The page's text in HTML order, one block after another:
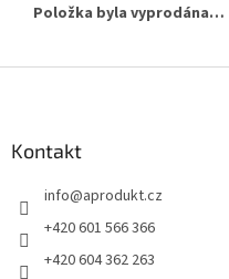
Položka byla vyprodána…
Kontakt
info@aprodukt.cz
+420 601 566 366
+420 604 362 263